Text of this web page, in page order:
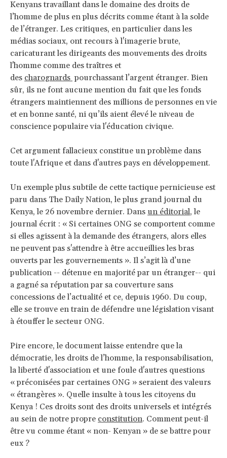
Kenyans travaillant dans le domaine des droits de
l’homme de plus en plus décrits comme étant à la solde
de l’étranger. Les critiques, en particulier dans les
médias sociaux, ont recours à l'imagerie brute,
caricaturant les dirigeants des mouvements des droits
l'homme comme des traîtres et
des charognards pourchassant l’argent étranger. Bien
sûr, ils ne font aucune mention du fait que les fonds
étrangers maintiennent des millions de personnes en vie
et en bonne santé, ni qu’ils aient élevé le niveau de
conscience populaire via l'éducation civique.
Cet argument fallacieux constitue un problème dans
toute l'Afrique et dans d'autres pays en développement.
Un exemple plus subtile de cette tactique pernicieuse est
paru dans The Daily Nation, le plus grand journal du
Kenya, le 26 novembre dernier. Dans un éditorial, le
journal écrit : « Si certaines ONG se comportent comme
si elles agissent à la demande des étrangers, alors elles
ne peuvent pas s'attendre à être accueillies les bras
ouverts par les gouvernements ». Il s’agit là d’une
publication -- détenue en majorité par un étranger-- qui
a gagné sa réputation par sa couverture sans
concessions de l’actualité et ce, depuis 1960. Du coup,
elle se trouve en train de défendre une législation visant
à étouffer le secteur ONG.
Pire encore, le document laisse entendre que la
démocratie, les droits de l’homme, la responsabilisation,
la liberté d'association et une foule d'autres questions
« préconisées par certaines ONG » seraient des valeurs
« étrangères ». Quelle insulte à tous les citoyens du
Kenya ! Ces droits sont des droits universels et intégrés
au sein de notre propre constitution. Comment peut-il
être vu comme étant « non- Kenyan » de se battre pour
eux ?